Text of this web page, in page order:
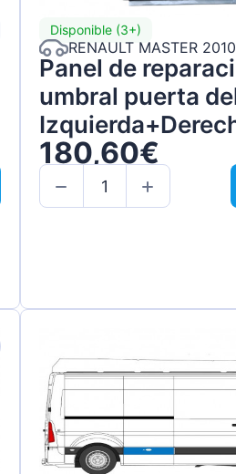
Disponible (3+)
RENAULT MASTER
Panel de
umbral puerta
180,60€